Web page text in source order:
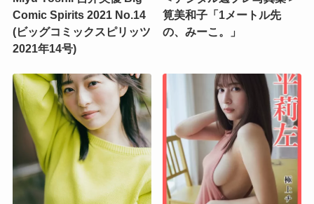
Comic Spirits 2021 No.14
(ビッグコミックスピリッツ
2021年14号)
筧美和子「1メートル先
の、みーこ。」